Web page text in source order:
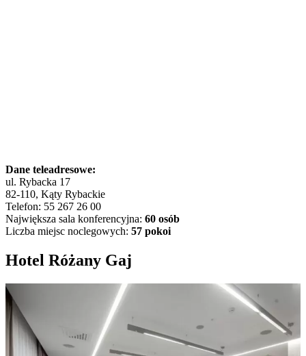
Dane teleadresowe:
ul. Rybacka 17
82-110, Kąty Rybackie
Telefon: 55 267 26 00
Największa sala konferencyjna: 60 osób
Liczba miejsc noclegowych: 57 pokoi
Hotel Różany Gaj